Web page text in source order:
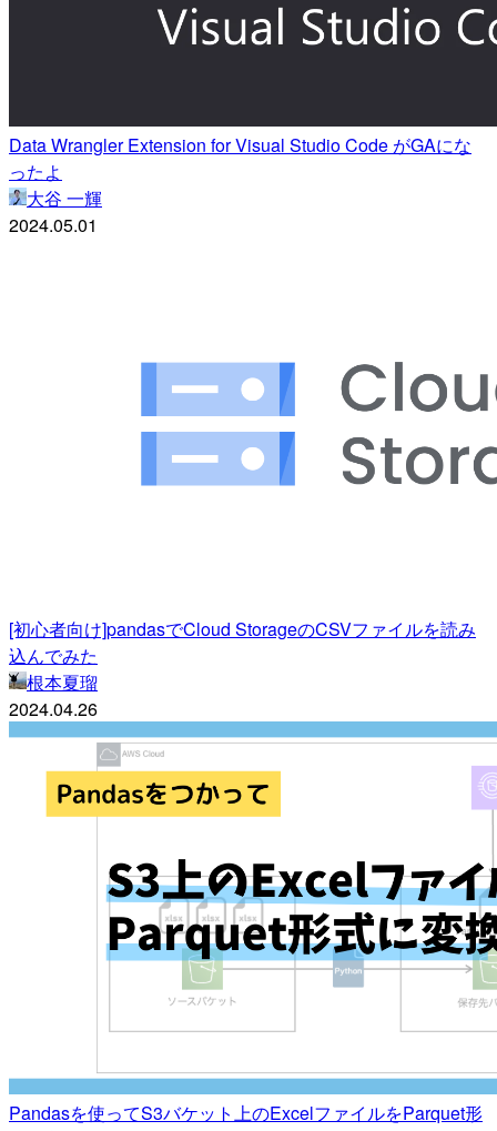
Data Wrangler Extension for Visual Studio Code がGAにな
ったよ
大谷 一輝
2024.05.01
[初心者向け]pandasでCloud StorageのCSVファイルを読み
込んでみた
根本夏瑠
2024.04.26
Pandasを使ってS3バケット上のExcelファイルをParquet形